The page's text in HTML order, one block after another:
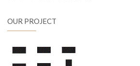
OUR PROJECT